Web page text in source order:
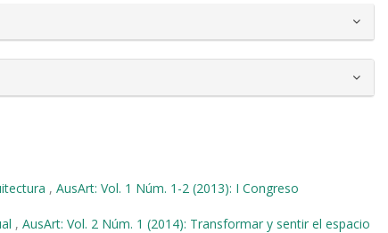
, AusArt: Vol. 1 Núm. 1-2 (2013): I Congreso
, AusArt: Vol. 2 Núm. 1 (2014): Transformar y sentir el espacio